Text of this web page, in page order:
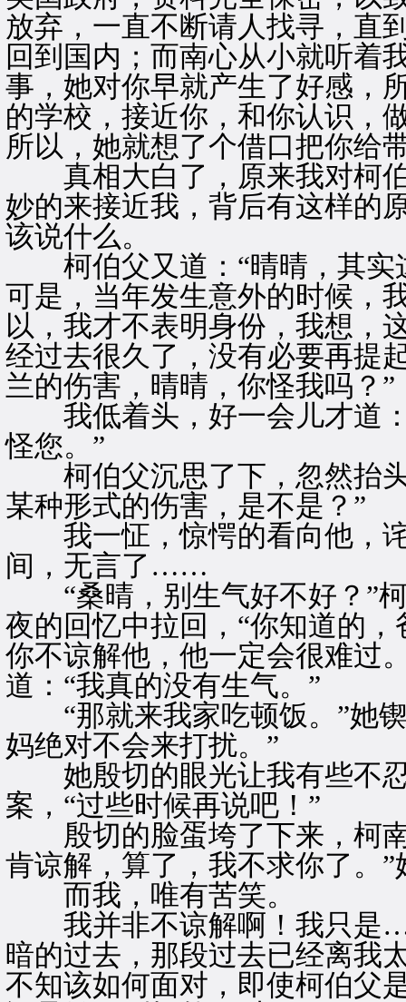
放弃，一直不断请人找寻，直
回到国内；而南心从小就听着
事，她对你早就产生了好感，
的学校，接近你，和你认识，
所以，她就想了个借口把你给
真相大白了，原来我对柯伯
妙的来接近我，背后有这样的
该说什么。
柯伯父又道：“晴晴，其实
可是，当年发生意外的时候，
以，我才不表明身份，我想，
经过去很久了，没有必要再提
兰的伤害，晴晴，你怪我吗？”
我低着头，好一会儿才道：
怪您。”
柯伯父沉思了下，忽然抬头
某种形式的伤害，是不是？”
我一怔，惊愕的看向他，诧
间，无言了……
“桑晴，别生气好不好？”柯
夜的回忆中拉回，“你知道的
你不谅解他，他一定会很难过
道：“我真的没有生气。”
“那就来我家吃顿饭。”她锲
妈绝对不会来打扰。”
她殷切的眼光让我有些不忍
案，“过些时候再说吧！”
殷切的脸蛋垮了下来，柯南
肯谅解，算了，我不求你了。
而我，唯有苦笑。
我并非不谅解啊！我只是
暗的过去，那段过去已经离我
不知该如何面对，即使柯伯父